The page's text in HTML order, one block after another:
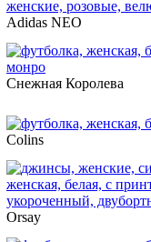
Adidas NEO
Снежная Королева
Colins
Orsay